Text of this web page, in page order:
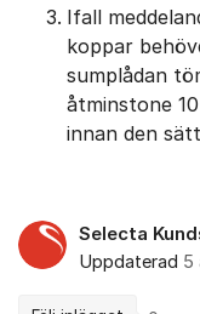
Ifall
koppar
sumplådan
åtminstone
innan den
Selecta
Uppdaterad 5